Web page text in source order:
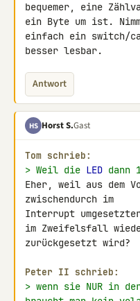
bequemer, eine
ein Byte um ist.
einfach ein switch/
besser lesbar.
Antwort
HS Horst S.Gast
Tom schrieb:
> Weil die LED dann
Eher, weil aus dem
zwischendurch im
Interrupt
im Zweifelsfall
zurückgesetzt wird?
Peter II schrieb:
> wenn sie NUR in